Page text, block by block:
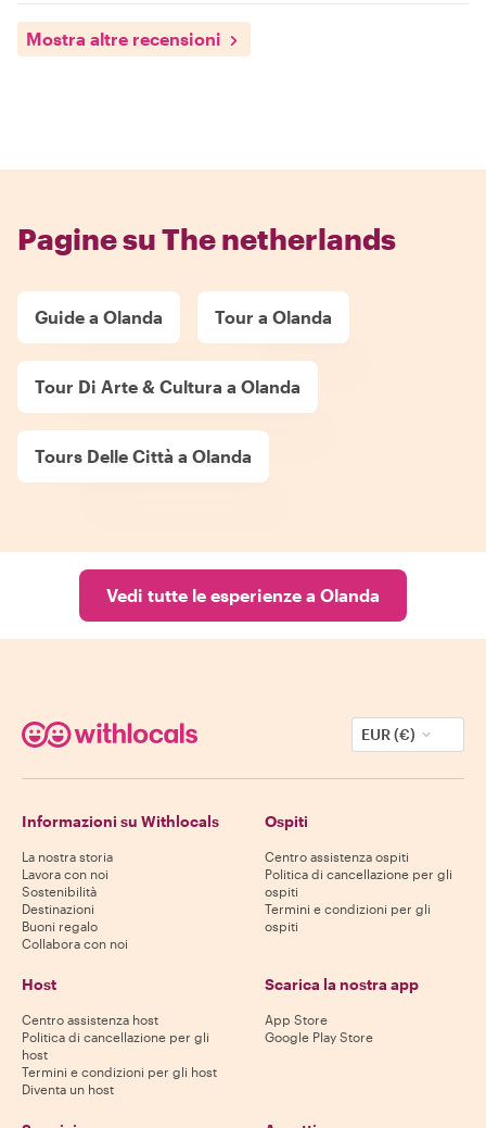
Mostra altre recensioni
Pagine su The netherlands
Guide a Olanda Tour a Olanda
Tour Di Arte & Cultura a Olanda
Tours Delle Città a Olanda
Vedi tutte le esperienze a Olanda
EUR (€)
Informazioni su Withlocals
La nostra storia
Lavora con noi
Sostenibilità
Destinazioni
Buoni regalo
Collabora con noi
Ospiti
Centro assistenza ospiti
Politica di cancellazione per gli
ospiti
Termini e condizioni per gli
ospiti
Host
Centro assistenza host
Politica di cancellazione per gli
host
Termini e condizioni per gli host
Diventa un host
Scarica la nostra app
App Store
Google Play Store